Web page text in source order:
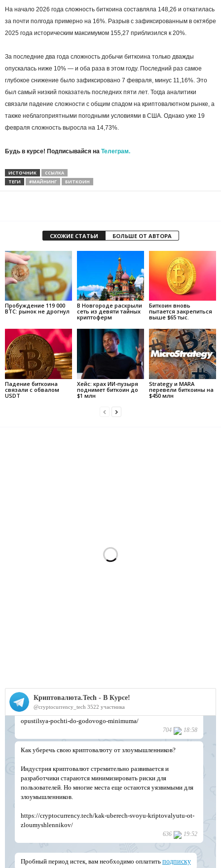
На начало 2026 года сложность биткоина составляла 148,26 и откатилась
за почти полгода примерно на 16%. Разрыв с зафиксированным в октябре
2025 года историческим максимумом 155,27 приблизился к 20%.
За последние два года сложность добычи биткоина только дважды
опускалась ниже 10% — и оба раза в этом году. Последний раз самое
глубокое снижение было зафиксировано 7 февраля, минус 11,16%. Это
был самый низкий показатель последних пяти лет. Тогда аналитики
связали падение сложности с общим спадом на криптовалютном рынке, а
также неблагоприятными погодными условиями в США. Однако уже 19
февраля сложность выросла на 14,73%.
Будь в курсе! Подписывайся на Телеграм.
ИСТОЧНИК
ССЫЛКА
ТЕГИ
#МАЙНИНГ БИТКОИН
СХОЖИЕ СТАТЬИ БОЛЬШЕ ОТ АВТОРА
Пробуждение 119 000
BTC: рынок не дрогнул
В Новгороде раскрыли
сеть из девяти тайных
криптоферм
Биткоин вновь
пытается закрепиться
выше $65 тыс.
Падение биткоина
связали с обвалом
USDT
Хейс: крах ИИ-пузыря
поднимет биткоин до
$1 млн
Strategy и MARA
перевели биткоины на
$450 млн